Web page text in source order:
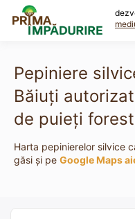
content
Pepiniere
Băiuţi
de puieți
Harta pepinierelor silvice
găsi și pe Google Maps